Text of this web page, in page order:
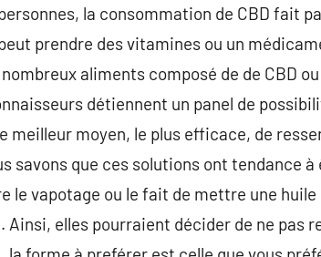
la consommation de CBD fait
prendre des vitamines ou un
aliments composé de de CBD
détiennent un panel de
meilleur moyen, le plus efficace, de
savons que ces solutions ont tendance
le vapotage ou le fait de mettre une
Ainsi, elles pourraient décider de ne pas